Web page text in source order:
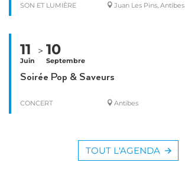
SON ET LUMIÈRE Juan Les Pins, Antibes
11
Juin
> 10
Septembre
Soirée Pop & Saveurs
CONCERT Antibes
TOUT L'AGENDA